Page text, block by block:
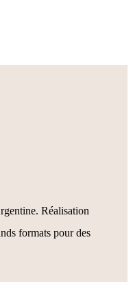
Réalisation
formats pour des